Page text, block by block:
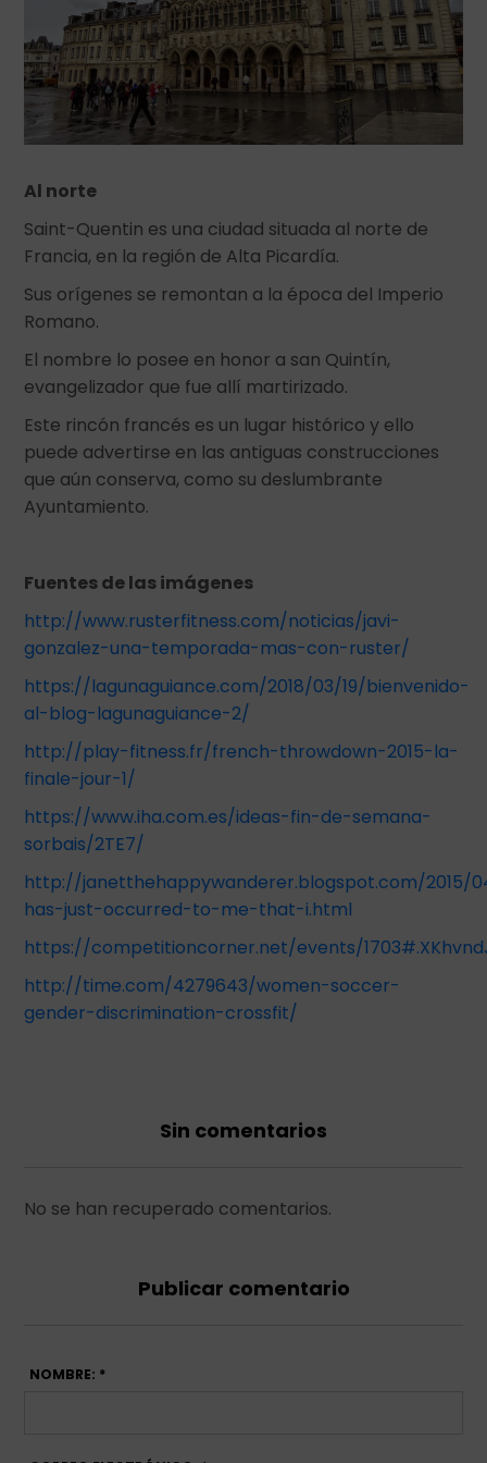
Al norte
Saint-Quentin es una ciudad situada al norte de
Francia, en la región de Alta Picardía.
Sus orígenes se remontan a la época del Imperio
Romano.
El nombre lo posee en honor a san Quintín,
evangelizador que fue allí martirizado.
Este rincón francés es un lugar histórico y ello
puede advertirse en las antiguas construcciones
que aún conserva, como su deslumbrante
Ayuntamiento.
Fuentes de las imágenes
http://www.rusterfitness.com/noticias/javi-
gonzalez-una-temporada-mas-con-ruster/
https://lagunaguiance.com/2018/03/19/bienvenido-
al-blog-lagunaguiance-2/
http://play-fitness.fr/french-throwdown-2015-la-
finale-jour-1/
https://www.iha.com.es/ideas-fin-de-semana-
sorbais/2TE7/
http://janetthehappywanderer.blogspot.com/2015/
has-just-occurred-to-me-that-i.html
https://competitioncorner.net/events/
http://time.com/4279643/women-soccer-
gender-discrimination-crossfit/
Sin comentarios
No se han recuperado comentarios.
Publicar comentario
NOMBRE: *